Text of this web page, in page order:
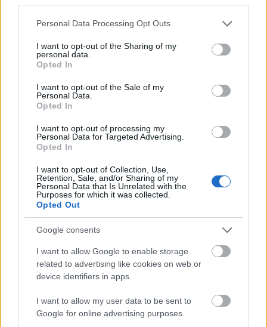
Please note that this website/app uses one or more Google
not limited to your visit or usage behaviour. You may click to
grant or deny consent to Google and its third-party tags to
use your data for below specified purposes in below Google
consent section.
Personal Data Processing Opt Outs
I want to opt-out of the Sharing of my
personal data.
Opted In
I want to opt-out of the Sale of my
Personal Data.
Opted In
I want to opt-out of processing my
Personal Data for Targeted Advertising.
Opted In
I want to opt-out of Collection, Use,
Retention, Sale, and/or Sharing of my
Personal Data that Is Unrelated with the
Purposes for which it was collected.
Opted Out
Google consents
I want to allow Google to enable storage
related to advertising like cookies on web or
device identifiers in apps.
I want to allow my user data to be sent to
Google for online advertising purposes.
el partido que cerrará el curso en Elche, Quique tendrá la
baja de Mathías Olivera, quien debe cumplir sanción por
problemas físicos en las últimas semanas, por lo que el
checo Jankto se postula como principal candidato para
El 11 ideal de la jornada 37 (21/22): Juanmi vuelve a
ser el Rey
El 11 ideal de la jornada 37 llegó a
comparado con la jornada
intersemanal debido a la baja cifra
de goles (21). Sólo un futbolista
Jiménez, el MVP de la penúltima
Son, Óscar Duarte y Soldado (Levante): cambios
obligados en defensa para Lisci
El descendido Levante afrontará su último partido en LaLiga
contra el Rayo con TRES bajas por sanción, las de los